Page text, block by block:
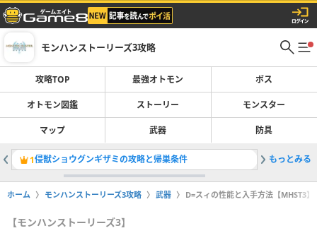
モンハンストーリーズ3攻略
攻略TOP 最強オトモン ボス
オトモン図鑑 ストーリー モンスター
マップ 武器 防具
1侵獣ショウグンギザミの攻略と帰巣条件 2クリア時
もっとみる
ホーム モンハンストーリーズ3攻略 武器 D=スィの性能と入手方法【MHST3】
【モンハンストーリーズ3】